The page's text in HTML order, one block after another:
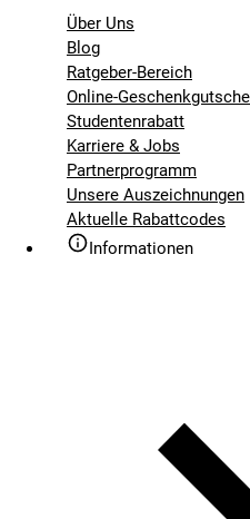
Über Uns
Blog
Ratgeber-Bereich
Online-
Studentenrabatt
Karriere & Jobs
Partnerprogramm
Unsere Auszeichnungen
Aktuelle Rabattcodes
Informationen